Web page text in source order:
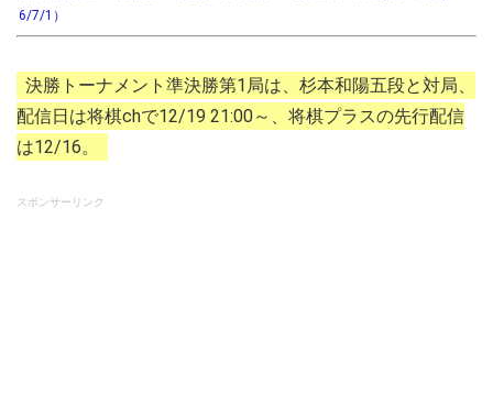
6/7/1）
決勝トーナメント準決勝第1局は、杉本和陽五段と対局、
配信日は将棋chで12/19 21:00～、将棋プラスの先行配信
は12/16。
スポンサーリンク